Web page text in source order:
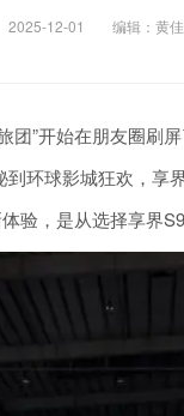
2025-12-01 编辑：黄佳
团”开始在朋友圈
环球影城狂欢，
验，是从选择享界